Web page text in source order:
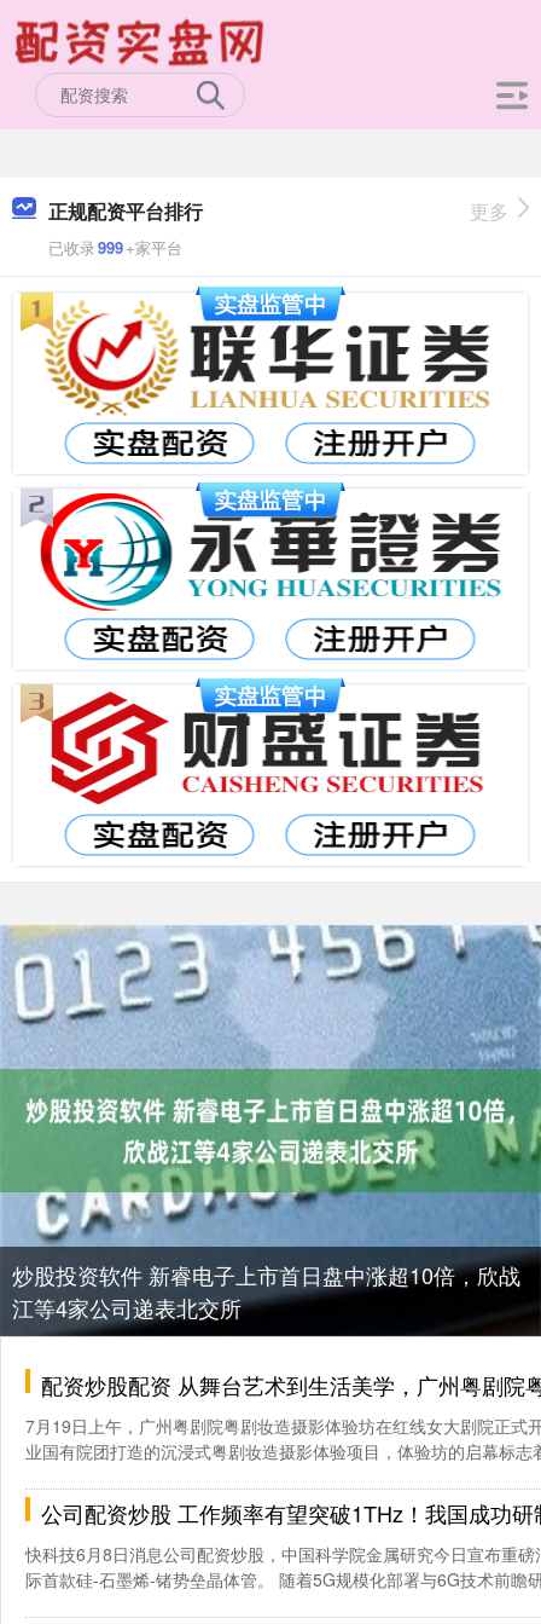
正规配资平台排行
已收录999+家平台
更多
炒股投资软件 新睿电子上市首日盘中涨超10倍，欣战
江等4家公司递表北交所
配资炒股配资 从舞台艺术到生活美学，广州粤剧院粤剧妆造
7月19日上午，广州粤剧院粤剧妆造摄影体验坊在红线女大剧院正式
业国有院团打造的沉浸式粤剧妆造摄影体验项目，体验坊的启幕标志
公司配资炒股 工作频率有望突破1THz！我国成功研制国际首款硅
快科技6月8日消息公司配资炒股，中国科学院金属研究今日宣布重
际首款硅-石墨烯-锗势垒晶体管。 随着5G规模化部署与6G技术前瞻